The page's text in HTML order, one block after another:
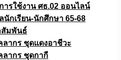
ารใช้งาน ศธ.02 ออนไลน์
นักเรียน-นักศึกษา 65-68
สัมพันธ์
ลากร ชุดแดงอาชีวะ
ลากร ชุดกากี